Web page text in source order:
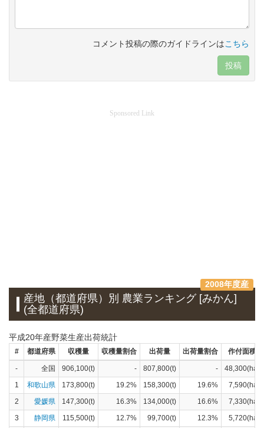
コメント投稿の際のガイドラインはこちら
投稿
Sponsored Link
2008年度産
産地（都道府県）別 農業ランキング [みかん]
(全都道府県)
平成20年産野菜生産出荷統計
# 都道府県 収穫量 収穫量割合 出荷量 出荷量割合 作付面積
- 全国 906,100(t) - 807,800(t) -
48,300(ha)
1
和歌山県 173,800(t) 19.2% 158,300(t) 19.6%
7,590(ha)
2
愛媛県 147,300(t) 16.3% 134,000(t) 16.6%
7,330(ha)
3
静岡県 115,500(t) 12.7% 99,700(t) 12.3%
5,720(ha)